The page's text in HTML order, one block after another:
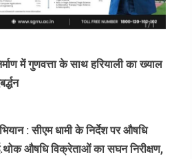
में गुणवत्ता के साथ हरियाली का ख्याल
: सीएम धामी के निर्देश पर औषधि
औषधि विक्रेताओं का सघन निरीक्षण,